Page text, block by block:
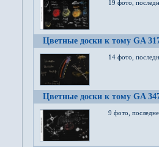
19 фото,
Цветные доски к тому GA
14 фото,
Цветные доски к тому GA
9 фото,